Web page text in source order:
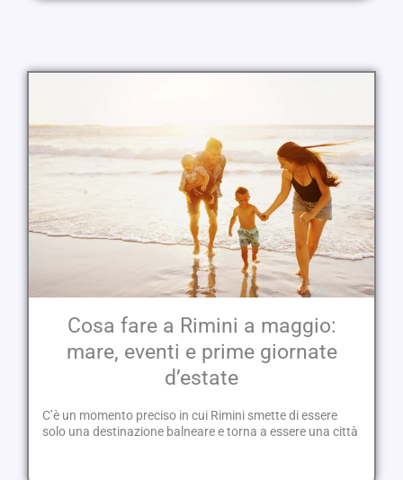
Cosa fare a Rimini a maggio:
mare, eventi e prime giornate
d’estate
C’è un momento preciso in cui Rimini smette di essere
solo una destinazione balneare e torna a essere una città